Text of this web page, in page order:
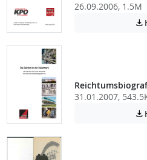
26.09.2006, 1.5M

31.01.2007,
